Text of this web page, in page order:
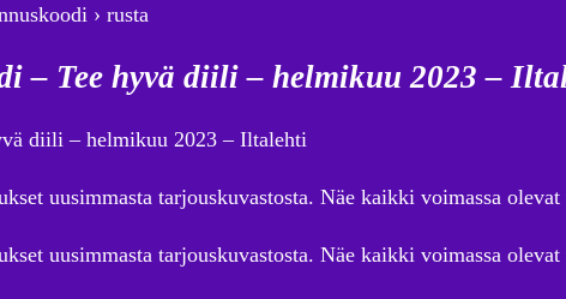
› rusta
– Tee hyvä diili – helmikuu 2023 –
diili – helmikuu 2023 – Iltalehti
uusimmasta tarjouskuvastosta. Näe kaikki voimassa
uusimmasta tarjouskuvastosta. Näe kaikki voimassa